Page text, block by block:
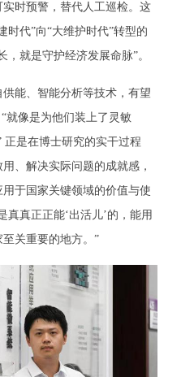
时预警，替代人工巡检。这
时代”向“大维护时代”转型的
，就是守护经济发展命脉”。
能、智能分析等技术，有望
就像是为他们装上了灵敏
正是在博士研究的实干过程
、解决实际问题的成就感，
于国家关键领域的价值与使
真真正正能‘出活儿’的，能用
关重要的地方。”